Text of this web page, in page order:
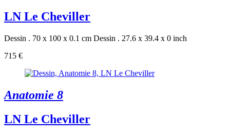
LN Le Cheviller
Dessin . 70 x 100 x 0.1 cm Dessin . 27.6 x 39.4 x 0 inch
715 €
Anatomie 8
LN Le Cheviller